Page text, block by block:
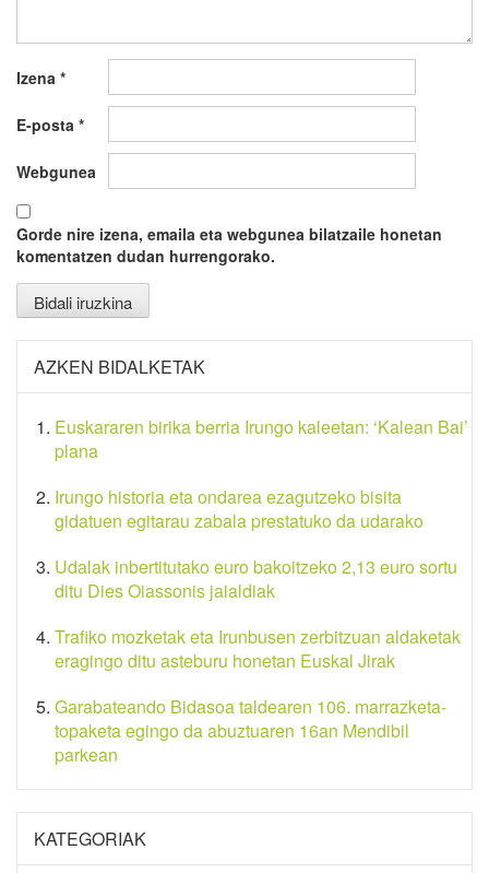
Izena *
E-posta *
Webgunea
Gorde nire izena, emaila eta webgunea bilatzaile honetan
komentatzen dudan hurrengorako.
AZKEN BIDALKETAK
Euskararen birika berria Irungo kaleetan: ‘Kalean Bai’
plana
Irungo historia eta ondarea ezagutzeko bisita
gidatuen egitarau zabala prestatuko da udarako
Udalak inbertitutako euro bakoitzeko 2,13 euro sortu
ditu Dies Oiassonis jaialdiak
Trafiko mozketak eta Irunbusen zerbitzuan aldaketak
eragingo ditu asteburu honetan Euskal Jirak
Garabateando Bidasoa taldearen 106. marrazketa-
topaketa egingo da abuztuaren 16an Mendibil
parkean
KATEGORIAK